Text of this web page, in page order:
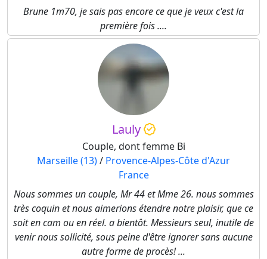
Brune 1m70, je sais pas encore ce que je veux c'est la
première fois ....
Lauly
Couple, dont femme Bi
Marseille (13)/ Provence-Alpes-Côte d'Azur
France
Nous sommes un couple, Mr 44 et Mme 26. nous sommes
très coquin et nous aimerions étendre notre plaisir, que ce
soit en cam ou en réel. a bientôt. Messieurs seul, inutile de
venir nous sollicité, sous peine d'être ignorer sans aucune
autre forme de procès! ...